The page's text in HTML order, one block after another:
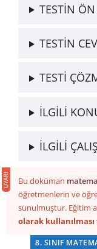
TESTİN
TESTİN
TESTİ
İLGİLİ
İLGİLİ
Bu doküman
öğretmenlerin ve
sunulmuştur. Eğitim
olarak kullanılması
8. SINIF